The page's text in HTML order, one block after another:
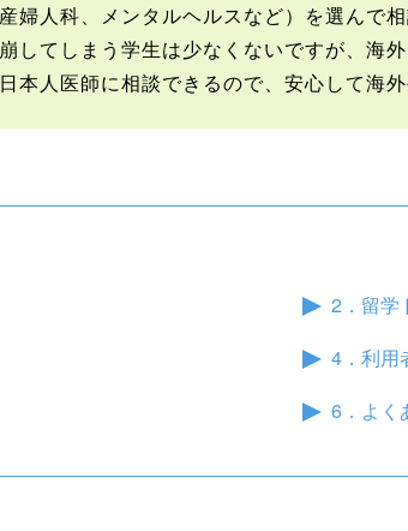
婦人科、メンタルヘルスなど）を選んで相
してしまう学生は少なくないですが、海
本人医師に相談できるので、安心して海
2．留学
4．利用
6．よく